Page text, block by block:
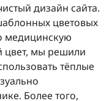
дизайн сайта.
цветовых
медицинскую
цвет, мы решили
тёплые
Более того,